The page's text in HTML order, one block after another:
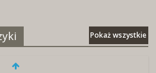
Pokaż wszystkie